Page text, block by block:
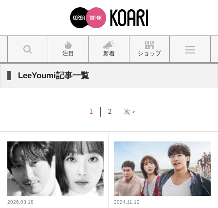
注目 新着 ショップ
LeeYoumi記事一覧
1 2 次＞
2026.03.18 2024.11.12